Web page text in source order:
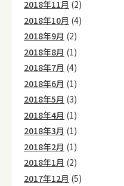
2018年11月 (2)
2018年10月 (4)
2018年9月 (2)
2018年8月 (1)
2018年7月 (4)
2018年6月 (1)
2018年5月 (3)
2018年4月 (1)
2018年3月 (1)
2018年2月 (1)
2018年1月 (2)
2017年12月 (5)